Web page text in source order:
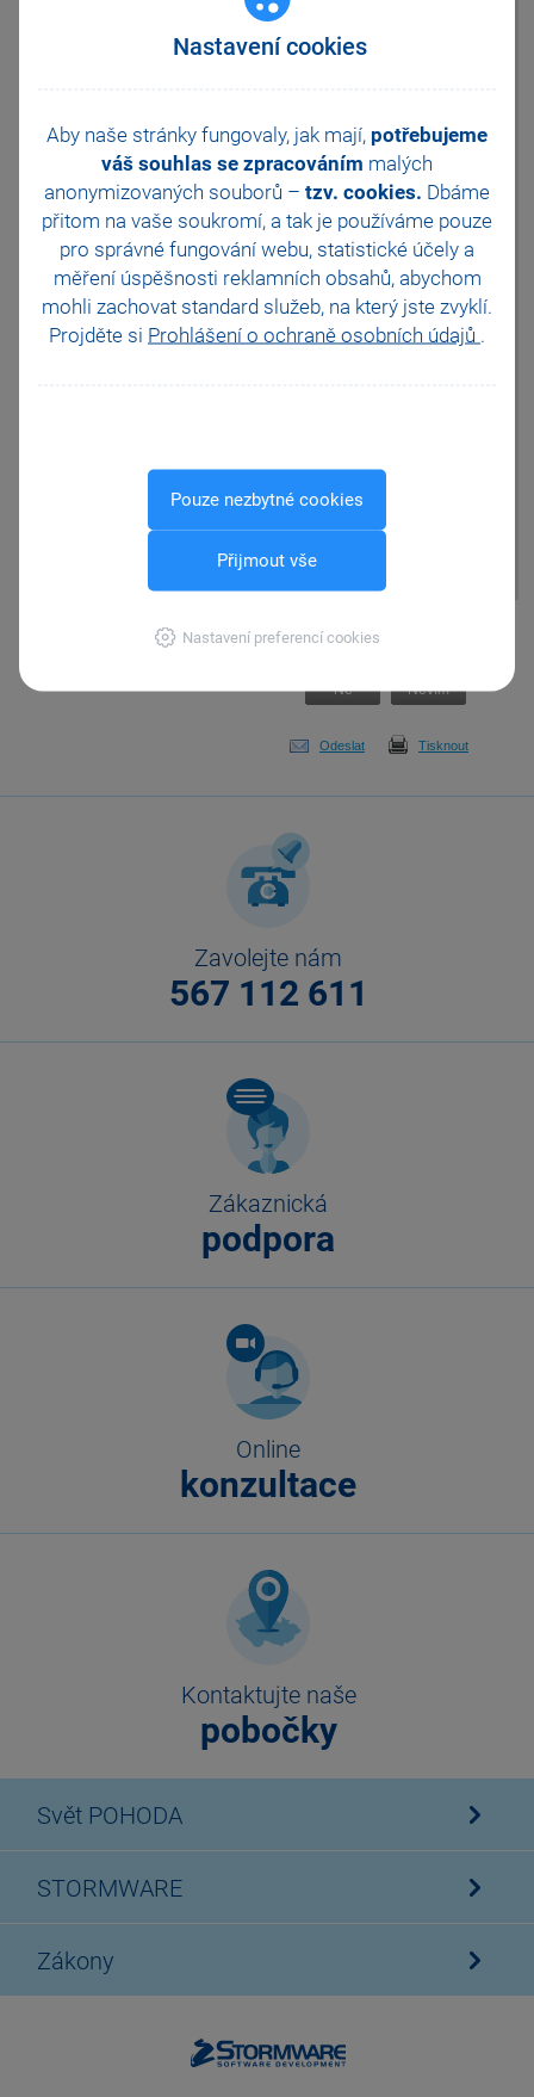
Nastavení cookies
Aby naše stránky fungovaly, jak mají, potřebujeme
váš souhlas se zpracováním malých
anonymizovaných souborů – tzv. cookies. Dbáme
přitom na vaše soukromí, a tak je používáme pouze
pro správné fungování webu, statistické účely a
měření úspěšnosti reklamních obsahů, abychom
mohli zachovat standard služeb, na který jste zvyklí.
Projděte si Prohlášení o ochraně osobních údajů .
Pouze nezbytné cookies
Přijmout vše
Nastavení preferencí cookies
Přejete
můžete odpovídající kurz
doplnit. Pokud ovšem zvolíte
možnost Ano, zápočet se
provede s kurzem 1.
V tomto případě je nutné
položky Interního dokladu
vymazat (Ctrl+Del), doklad
uložit. Následně ve formuláři
Interního dokladu vymažete
částku v cizí měně, do dokladu
budete mít vzájemný zápočet
proveden se správným kurzem.
vymazat a zadat jej znovu s
odpovídajícím kurzem.
Ne Nevím
Odeslat Tisknout
Zavolejte nám
567 112 611
Zákaznická
podpora
Online
konzultace
Kontaktujte naše
pobočky
Svět POHODA
STORMWARE
Zákony